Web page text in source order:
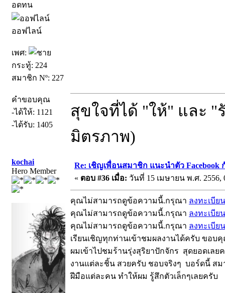
อดทน
ออฟไลน์
เพศ:
กระทู้: 224
สมาชิก Nº: 227
คำขอบคุณ
-ได้ให้: 1121
-ได้รับ: 1405
สุขใจที่ได้ "ให้" และ "
มิตรภาพ)
kochai
Hero Member
Re: เชิญเพื่อนสมาชิก แนะนำตัว Facebook
« ตอบ #36 เมื่อ: วันที่ 15 เมษายน พ.ศ. 2556,
คุณไม่สามารถดูข้อความนี้.กรุณา ลงทะเบียน
คุณไม่สามารถดูข้อความนี้.กรุณา ลงทะเบียน
คุณไม่สามารถดูข้อความนี้.กรุณา ลงทะเบียน
เรียนเชิญทุกท่านเข้าชมผลงานได้ครับ ขอบ
ผมเข้าไปชมร้านรุ่งสุริยาปักจักร สุดยอดเล
งานแต่ละชิ้น สวยครับ ชอบจริงๆ บอร์ดนี้ ส
ฝีมือแต่ละคน ทำให้ผม รู้สึกตัวเล็กๆเลยครับ